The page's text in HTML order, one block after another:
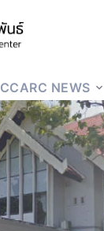
CCARC NEWS